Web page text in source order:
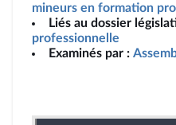
mineurs en formation
Liés au dossier
professionnelle
Examinés par :